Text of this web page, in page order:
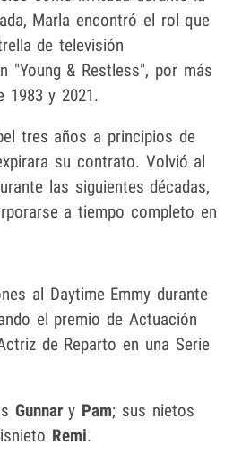
Marla encontró el rol que
de televisión
"Young & Restless", por más
1983 y 2021.
tres años a principios de
su contrato. Volvió al
las siguientes décadas,
a tiempo completo en
al Daytime Emmy durante
el premio de Actuación
de Reparto en una Serie
Gunnary Pam; sus nietos
Remi.